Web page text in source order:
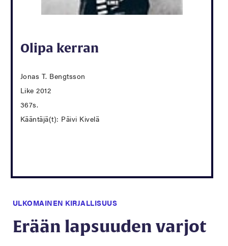
Olipa kerran
Jonas T. Bengtsson
Like 2012
367s.
Kääntäjä(t): Päivi Kivelä
ULKOMAINEN KIRJALLISUUS
Erään lapsuuden varjot